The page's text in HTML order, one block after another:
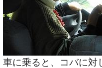
車に乗ると、コバに対